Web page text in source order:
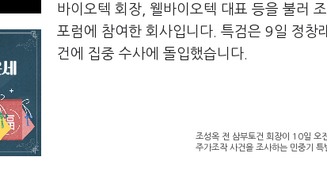
바이오텍 회장, 웰바이오텍 대표 등을 불러
포럼에 참여한 회사입니다. 특검은 9일 정창
건에 집중 수사에 돌입했습니다.
조성옥 전 삼부토건 회장이 10일 오
주가조작 사건을 조사하는 민중기